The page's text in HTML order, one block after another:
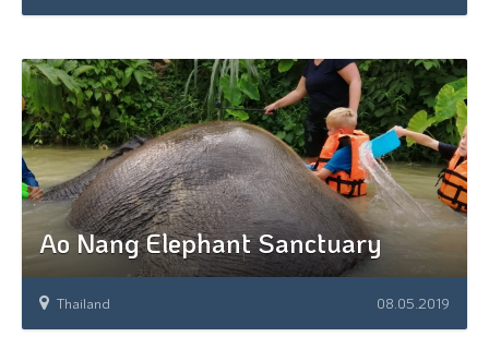
Ao Nang Elephant Sanctuary
Thailand 08.05.2019